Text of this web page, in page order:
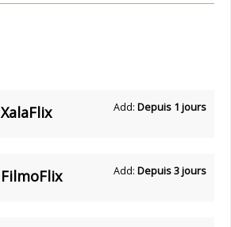
XalaFlix Add: Depuis 1 jours
FilmoFlix Add: Depuis 3 jours